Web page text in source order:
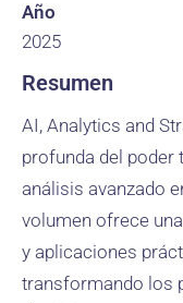
Año
2025
Resumen
AI, Analytics and
profunda del poder
análisis avanzado
volumen ofrece
y aplicaciones
transformando los